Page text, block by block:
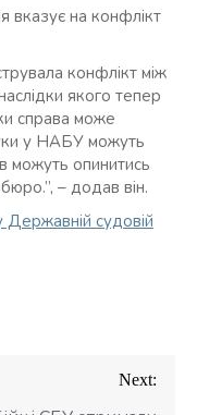
вказує на конфлікт
конфлікт між
якого тепер
справа може
у НАБУ можуть
можуть опинитись
– додав він.
судовій
Next: